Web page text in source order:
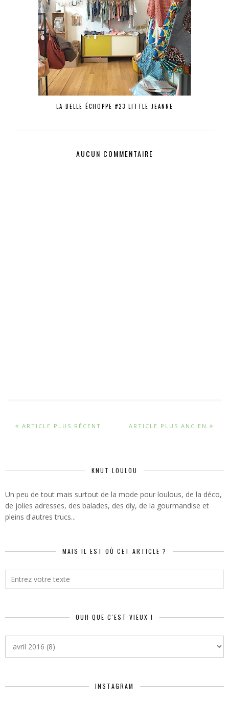
LA BELLE ÉCHOPPE #23 LITTLE JEANNE
AUCUN COMMENTAIRE
ARTICLE PLUS RÉCENT ARTICLE PLUS ANCIEN
KNUT LOULOU
Un peu de tout mais surtout de la mode pour loulous, de la déco,
de jolies adresses, des balades, des diy, de la gourmandise et
pleins d'autres trucs...
MAIS IL EST OÙ CET ARTICLE ?
OUH QUE C'EST VIEUX !
INSTAGRAM